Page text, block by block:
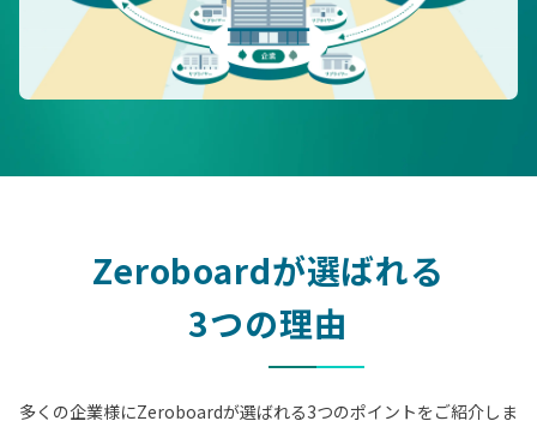
Zeroboardが選ばれる
3つの理由
多くの企業様にZeroboardが選ばれる3つのポイントをご紹介しま